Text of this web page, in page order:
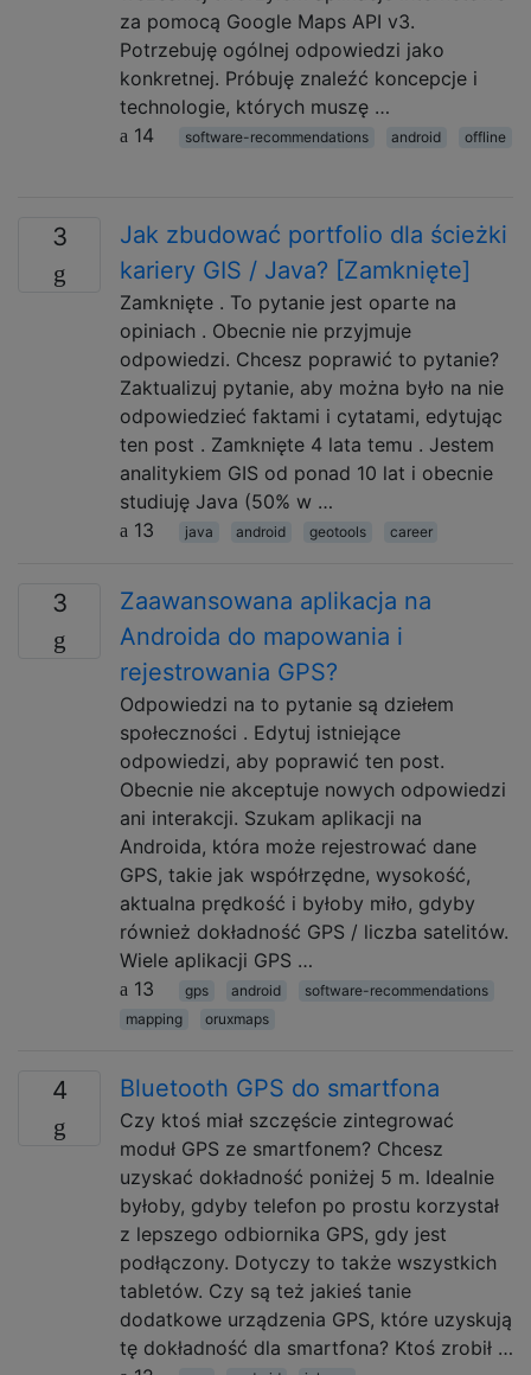
za pomocą Google Maps API v3.
Potrzebuję ogólnej odpowiedzi jako
konkretnej. Próbuję znaleźć koncepcje i
technologie, których muszę …
14
software-recommendations android offline
3
Jak zbudować portfolio dla ścieżki
kariery GIS / Java? [Zamknięte]
Zamknięte . To pytanie jest oparte na
opiniach . Obecnie nie przyjmuje
odpowiedzi. Chcesz poprawić to pytanie?
Zaktualizuj pytanie, aby można było na nie
odpowiedzieć faktami i cytatami, edytując
ten post . Zamknięte 4 lata temu . Jestem
analitykiem GIS od ponad 10 lat i obecnie
studiuję Java (50% w …
13
java android geotools career
3
Zaawansowana aplikacja na
Androida do mapowania i
rejestrowania GPS?
Odpowiedzi na to pytanie są dziełem
społeczności . Edytuj istniejące
odpowiedzi, aby poprawić ten post.
Obecnie nie akceptuje nowych odpowiedzi
ani interakcji. Szukam aplikacji na
Androida, która może rejestrować dane
GPS, takie jak współrzędne, wysokość,
aktualna prędkość i byłoby miło, gdyby
również dokładność GPS / liczba satelitów.
Wiele aplikacji GPS …
13
gps android
software-recommendations
mapping
oruxmaps
4 Bluetooth GPS do smartfona
Czy ktoś miał szczęście zintegrować
moduł GPS ze smartfonem? Chcesz
uzyskać dokładność poniżej 5 m. Idealnie
byłoby, gdyby telefon po prostu korzystał
z lepszego odbiornika GPS, gdy jest
podłączony. Dotyczy to także wszystkich
tabletów. Czy są też jakieś tanie
dodatkowe urządzenia GPS, które uzyskują
tę dokładność dla smartfona? Ktoś zrobił …